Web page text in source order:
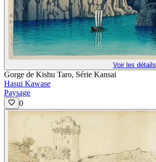
Voir les détails
Gorge de Kishu Taro, Série Kansai
Hasui Kawase
Paysage
0